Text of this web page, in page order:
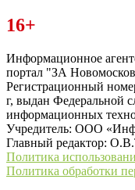
Читайте последние
“ЗаНовомосковск”
16+
Информационное
портал "ЗА
Регистрационный
г, выдан Федеральной
информационных
Учредитель: ООО
Главный редактор:
Политика
Политика обработки